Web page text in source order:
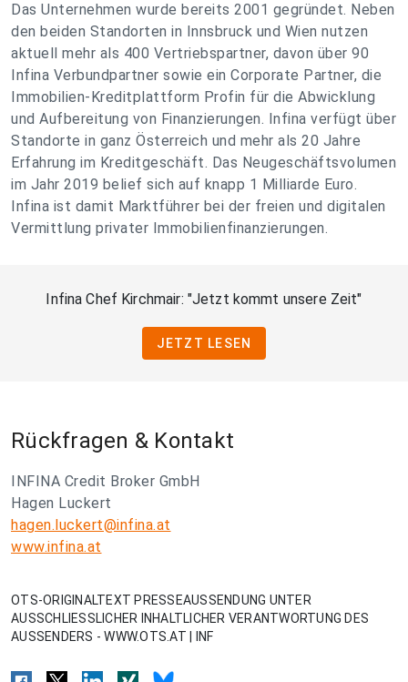
Das Unternehmen wurde bereits 2001 gegründet. Neben
den beiden Standorten in Innsbruck und Wien nutzen
aktuell mehr als 400 Vertriebspartner, davon über 90
Infina Verbundpartner sowie ein Corporate Partner, die
Immobilien-Kreditplattform Profin für die Abwicklung
und Aufbereitung von Finanzierungen. Infina verfügt über
Standorte in ganz Österreich und mehr als 20 Jahre
Erfahrung im Kreditgeschäft. Das Neugeschäftsvolumen
im Jahr 2019 belief sich auf knapp 1 Milliarde Euro.
Infina ist damit Marktführer bei der freien und digitalen
Vermittlung privater Immobilienfinanzierungen.
Infina Chef Kirchmair: "Jetzt kommt unsere Zeit"
JETZT LESEN
Rückfragen & Kontakt
INFINA Credit Broker GmbH
Hagen Luckert
hagen.luckert@infina.at
www.infina.at
OTS-ORIGINALTEXT PRESSEAUSSENDUNG UNTER
AUSSCHLIESSLICHER INHALTLICHER VERANTWORTUNG DES
AUSSENDERS - WWW.OTS.AT | INF